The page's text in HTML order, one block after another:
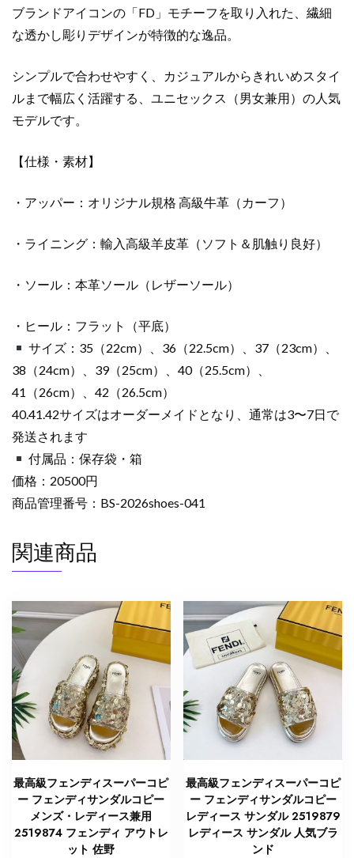
コ
ピ
ー
ブランドアイコンの「FD」モチーフを取り入れた、繊細
な透かし彫りデザインが特徴的な逸品。
シンプルで合わせやすく、カジュアルからきれいめスタイ
ルまで幅広く活躍する、ユニセックス（男女兼用）の人気
モデルです。
【仕様・素材】
・アッパー：オリジナル規格 高級牛革（カーフ）
・ライニング：輸入高級羊皮革（ソフト＆肌触り良好）
・ソール：本革ソール（レザーソール）
・ヒール：フラット（平底）
サイズ：35（22cm）、36（22.5cm）、37（23cm）、
38（24cm）、39（25cm）、40（25.5cm）、
41（26cm）、42（26.5cm）
40.41.42サイズはオーダーメイドとなり、通常は3〜7日で
発送されます
付属品：保存袋・箱
価格：20500円
商品管理番号：BS-2026shoes-041
関連商品
最高級フェンディスーパーコピ
ー フェンディサンダルコピー
メンズ・レディース兼用
2519874 フェンディ アウトレ
ット 佐野
最高級フェンディスーパーコピ
ー フェンディサンダルコピー
レディース サンダル 2519879
レディース サンダル 人気ブラ
ンド